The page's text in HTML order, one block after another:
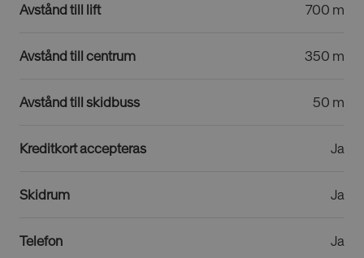
Avstånd till lift 700 m
Avstånd till centrum 350 m
Avstånd till skidbuss 50 m
Kreditkort accepteras Ja
Skidrum Ja
Telefon Ja